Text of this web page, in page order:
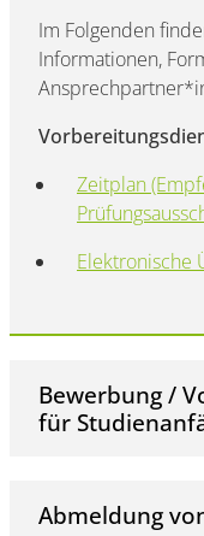
Im Folgenden
Informationen,
Zeitplan
Elektronische
Bewerbung /
für
Abmeldung